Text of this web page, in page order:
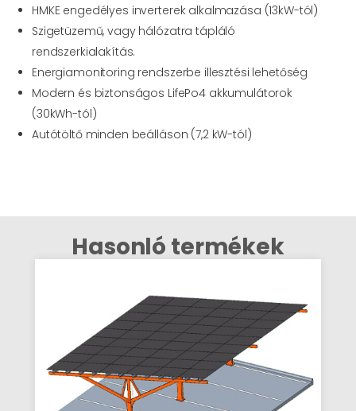
HMKE engedélyes inverterek alkalmazása (13kW-tól)
Szigetüzemű, vagy hálózatra tápláló
rendszerkialakítás.
Energiamonitoring rendszerbe illesztési lehetőség
Modern és biztonságos LifePo4 akkumulátorok
(30kWh-tól)
Autótöltő minden beálláson (7,2 kW-tól)
Hasonló termékek